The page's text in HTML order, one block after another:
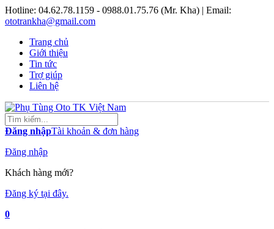
Hotline: 04.62.78.1159 - 0988.01.75.76 (Mr. Kha) | Email:
ototrankha@gmail.com
Trang chủ
Giới thiệu
Tin tức
Trợ giúp
Liên hệ
Đăng nhậpTài khoản & đơn hàng
Đăng nhập
Khách hàng mới?
Đăng ký tại đây.
0